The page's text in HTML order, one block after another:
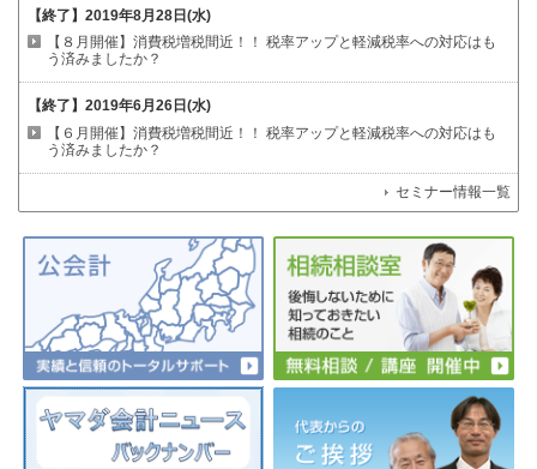
【終了】 2019年8月28日(水)
【８月開催】消費税増税間近！！ 税率アップと軽減税率への対応はも
う済みましたか？
【終了】 2019年6月26日(水)
【６月開催】消費税増税間近！！ 税率アップと軽減税率への対応はも
う済みましたか？
セミナー情報一覧